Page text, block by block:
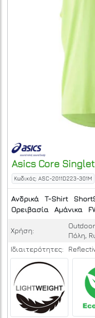
Asics Core Singlet
Κωδικός: ASC-2011D223-301M
Ανδρικά T-Shirt
Ορειβασία
Αμάνικα
Χρήση:
Πόλη,
Ιδιαιτερότητες: